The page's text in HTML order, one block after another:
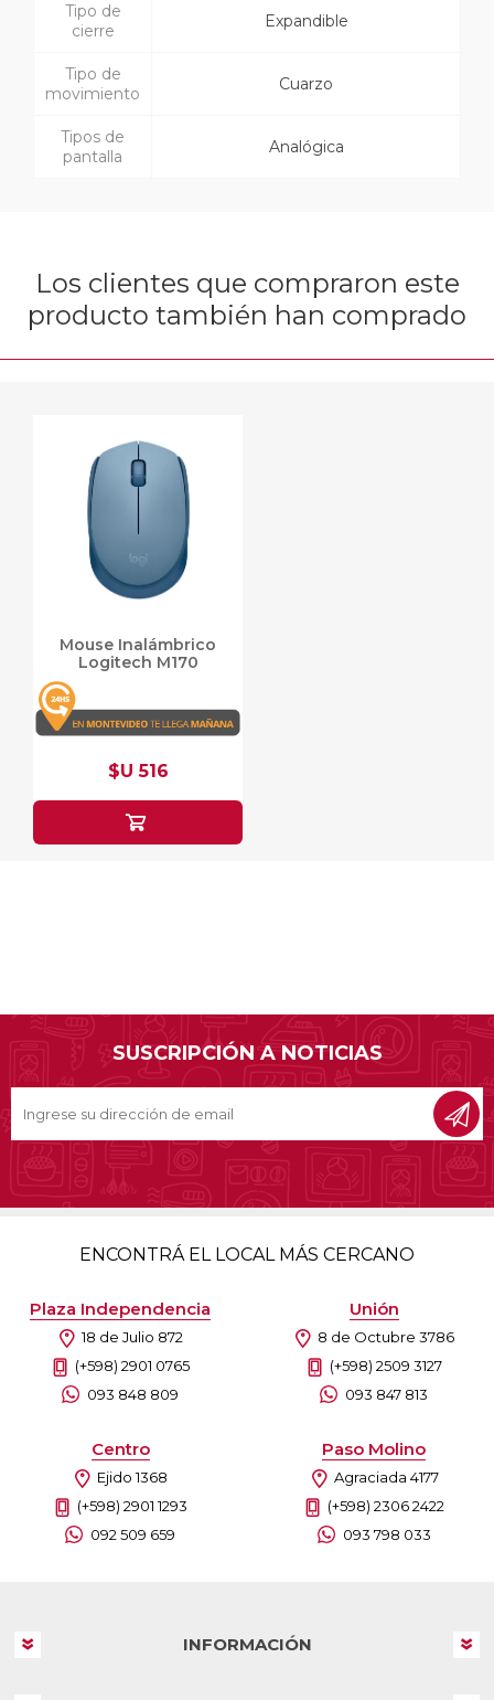
Tipo de
cierre
Expandible
Tipo de
movimiento
Cuarzo
Tipos de
pantalla
Analógica
Los clientes que compraron este
producto también han comprado
Mouse Inalámbrico
Logitech M170
$U 516
SUSCRIPCIÓN A NOTICIAS
ENCONTRÁ EL LOCAL MÁS CERCANO
Plaza Independencia
18 de Julio 872
(+598) 2901 0765
093 848 809
Unión
8 de Octubre 3786
(+598) 2509 3127
093 847 813
Centro
Ejido 1368
(+598) 2901 1293
092 509 659
Paso Molino
Agraciada 4177
(+598) 2306 2422
093 798 033
INFORMACIÓN